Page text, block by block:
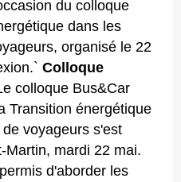
du colloque
dans les
organisé le 22
Colloque
colloque Bus&Car
Transition énergétique
voyageurs s'est
Martin, mardi 22 mai.
d'aborder les